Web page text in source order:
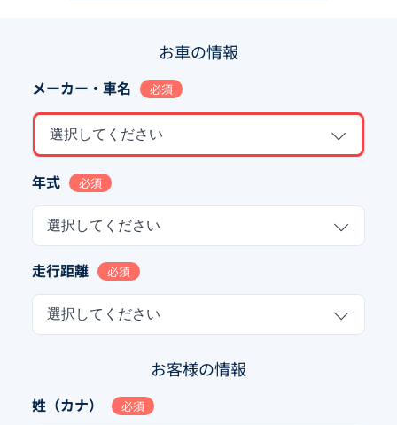
お車の情報
メーカー・車名 必須
選択してください
年式 必須
選択してください
走行距離 必須
選択してください
お客様の情報
姓（カナ） 必須